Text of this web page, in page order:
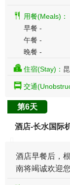
用餐(Meals)：
早餐 -
午餐 -
晚餐 -
住宿(Stay)：
交通
第6天
酒店-长水国际
酒店早餐后，
南将竭诚欢迎